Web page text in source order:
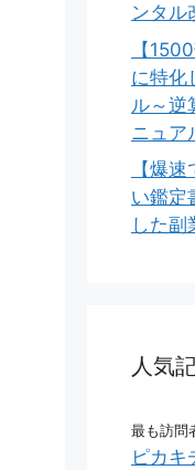
ンタル
【
に特化
ル～逆
ニュア
【爆
い鑑定
した副
人気
最も訪問
ピカキ